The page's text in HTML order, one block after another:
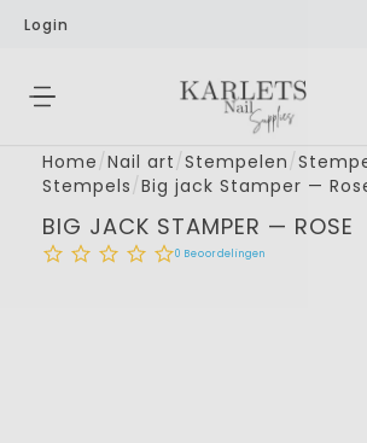
Login
Home/Nail art/Stempelen/
Stempels/Big jack Stamper —
BIG JACK STAMPER — ROSE
0 Beoordelingen